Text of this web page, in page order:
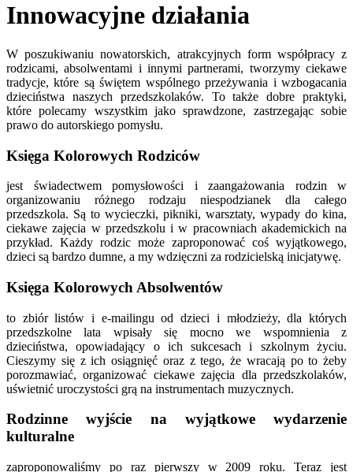
Innowacyjne działania
W poszukiwaniu nowatorskich, atrakcyjnych form współpracy z
rodzicami, absolwentami i innymi partnerami, tworzymy ciekawe
tradycje, które są świętem wspólnego przeżywania i wzbogacania
dzieciństwa naszych przedszkolaków. To także dobre praktyki,
które polecamy wszystkim jako sprawdzone, zastrzegając sobie
prawo do autorskiego pomysłu.
Księga Kolorowych Rodziców
jest świadectwem pomysłowości i zaangażowania rodzin w
organizowaniu różnego rodzaju niespodzianek dla całego
przedszkola. Są to wycieczki, pikniki, warsztaty, wypady do kina,
ciekawe zajęcia w przedszkolu i w pracowniach akademickich na
przykład. Każdy rodzic może zaproponować coś wyjątkowego,
dzieci są bardzo dumne, a my wdzięczni za rodzicielską inicjatywę.
Księga Kolorowych Absolwentów
to zbiór listów i e-mailingu od dzieci i młodzieży, dla których
przedszkolne lata wpisały się mocno we wspomnienia z
dzieciństwa, opowiadający o ich sukcesach i szkolnym życiu.
Cieszymy się z ich osiągnięć oraz z tego, że wracają po to żeby
porozmawiać, organizować ciekawe zajęcia dla przedszkolaków,
uświetnić uroczystości grą na instrumentach muzycznych.
Rodzinne wyjście na wyjątkowe wydarzenie
kulturalne
zaproponowaliśmy po raz pierwszy w 2009 roku. Teraz jest